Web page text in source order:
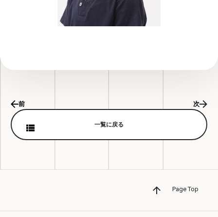
前 次
一覧に戻る
Page Top